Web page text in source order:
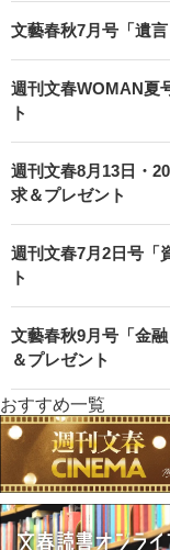
文藝春秋7月号「遺
週刊文春WOMAN夏
ト
週刊文春8月13日・
求＆プレゼント
週刊文春7月2日号「
ト
文藝春秋9月号「金
＆プレゼント
おすすめ一覧